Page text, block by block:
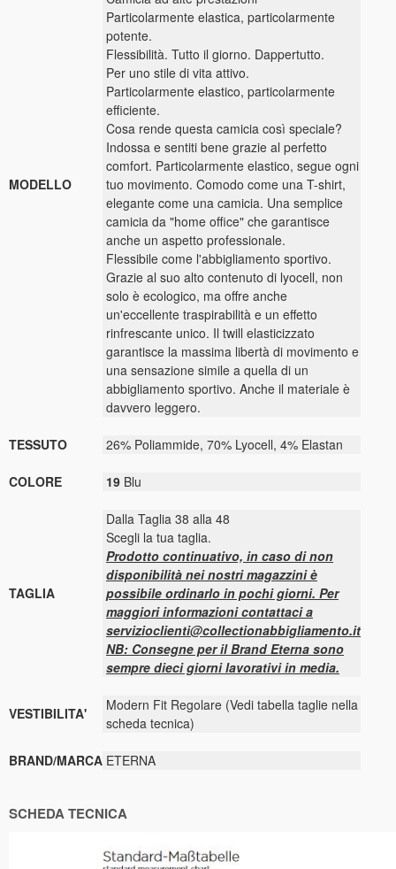
MODELLO
Particolarmente elastica, particolarmente
potente.
Flessibilità. Tutto il giorno. Dappertutto.
Per uno stile di vita attivo.
Particolarmente elastico, particolarmente
efficiente.
Cosa rende questa camicia così speciale?
Indossa e sentiti bene grazie al perfetto
comfort. Particolarmente elastico, segue ogni
tuo movimento. Comodo come una T-shirt,
elegante come una camicia. Una semplice
camicia da "home office" che garantisce
anche un aspetto professionale.
Flessibile come l'abbigliamento sportivo.
Grazie al suo alto contenuto di lyocell, non
solo è ecologico, ma offre anche
un'eccellente traspirabilità e un effetto
rinfrescante unico. Il twill elasticizzato
garantisce la massima libertà di movimento e
una sensazione simile a quella di un
abbigliamento sportivo. Anche il materiale è
davvero leggero.
TESSUTO 26% Poliammide, 70% Lyocell, 4% Elastan
COLORE 19 Blu
TAGLIA
Dalla Taglia 38 alla 48
Scegli la tua taglia.
Prodotto continuativo, in caso di non
disponibilità nei nostri magazzini è
possibile ordinarlo in pochi giorni. Per
maggiori informazioni contattaci a
servizioclienti@collectionabbigliamento.it
NB: Consegne per il Brand Eterna sono
sempre dieci giorni lavorativi in media.
VESTIBILITA'
Modern Fit Regolare (Vedi tabella taglie nella
scheda tecnica)
BRAND/MARCA ETERNA
SCHEDA TECNICA